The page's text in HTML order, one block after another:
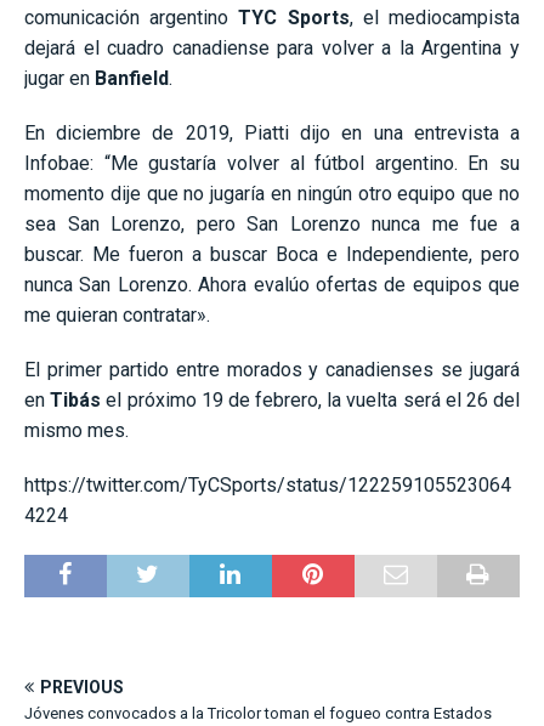
comunicación argentinoTYC Sports, el mediocampista
dejará el cuadro canadiense para volver a la Argentina y
jugar en Banfield.
En diciembre de 2019, Piatti dijo en una entrevista a
Infobae: “Me gustaría volver al fútbol argentino. En su
momento dije que no jugaría en ningún otro equipo que no
sea San Lorenzo, pero San Lorenzo nunca me fue a
buscar. Me fueron a buscar Boca e Independiente, pero
nunca San Lorenzo. Ahora evalúo ofertas de equipos que
me quieran contratar».
El primer partido entre morados y canadienses se jugará
enTibás el próximo 19 de febrero, la vuelta será el 26 del
mismo mes.
https://twitter.com/TyCSports/status/122259105523064
4224
PREVIOUS
Jóvenes convocados a la Tricolor toman el fogueo contra Estados